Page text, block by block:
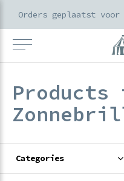
Products
Categories